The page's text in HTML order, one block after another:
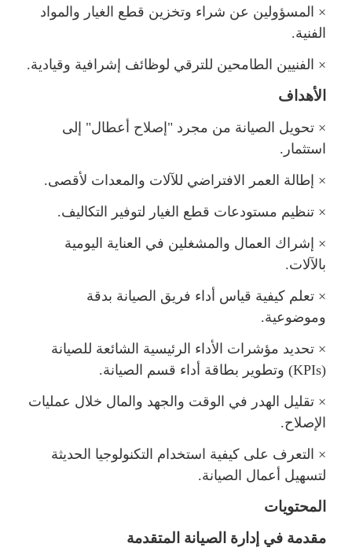
× المسؤولين عن شراء وتخزين قطع الغيار والمواد
الفنية.
× الفنيين الطامحين للترقي لوظائف إشرافية وقيادية.
الأهداف
× تحويل الصيانة من مجرد "إصلاح أعطال" إلى
استثمار.
× إطالة العمر الافتراضي للآلات والمعدات لأقصى.
× تنظيم مستودعات قطع الغيار لتوفير التكاليف.
× إشراك العمال والمشغلين في العناية اليومية
بالآلات.
× تعلم كيفية قياس أداء فريق الصيانة بدقة
وموضوعية.
× تحديد مؤشرات الأداء الرئيسية الشائعة للصيانة
(
KPIs) وتطوير بطاقة أداء قسم الصيانة.
× تقليل الهدر في الوقت والجهد والمال خلال عمليات
الإصلاح.
× التعرف على كيفية استخدام التكنولوجيا الحديثة
تسهيل أعمال الصيانة.
المحتويات
قدمة في إدارة الصيانة المتقدمة